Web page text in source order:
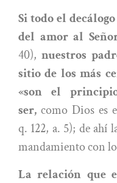
Si todo el
del amor al
40), nuestros
sitio de los más
«son el
ser, como Dios es
q. 122, a. 5); de ahí
mandamiento con
La relación que